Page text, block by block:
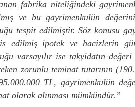
fabrika niteliğindeki
ve bu gayrimenkulün
tespit edilmiştir. Söz konusu
edilmiş ipotek ve hacizlerin
varsayılır ise takyidatın
zorunlu teminat tutarının
TL, gayrimenkulün
olarak alınması mümkündür.”